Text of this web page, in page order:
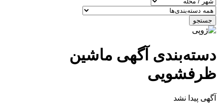
جستجو
دسته‌بندی آگهی ماشین
ظرفشویی
آگهی پیدا نشد